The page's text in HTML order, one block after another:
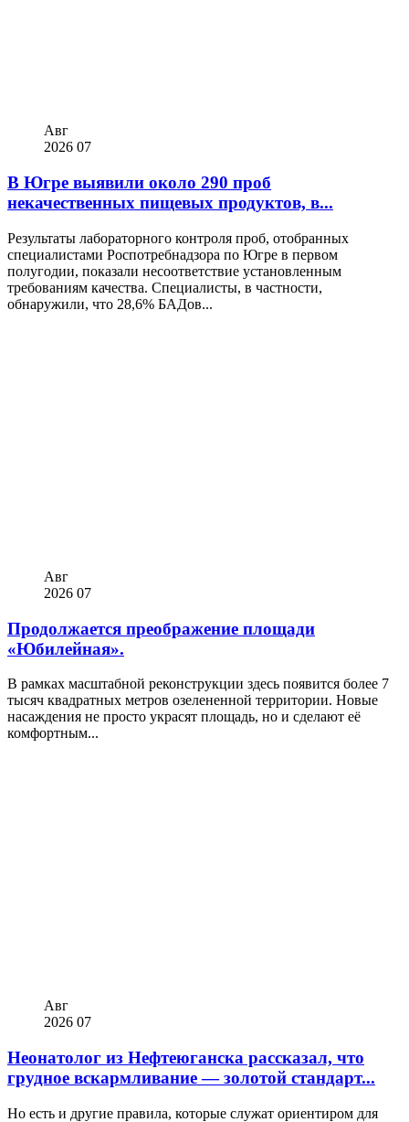
Авг
2026 07
В Югре выявили около 290 проб
некачественных пищевых продуктов, в...
Результаты лабораторного контроля проб, отобранных
специалистами Роспотребнадзора по Югре в первом
полугодии, показали несоответствие установленным
требованиям качества. Специалисты, в частности,
обнаружили, что 28,6% БАДов...
Авг
2026 07
Продолжается преображение площади
«Юбилейная».
В рамках масштабной реконструкции здесь появится более 7
тысяч квадратных метров озелененной территории. Новые
насаждения не просто украсят площадь, но и сделают её
комфортным...
Авг
2026 07
Неонатолог из Нефтеюганска рассказал, что
грудное вскармливание — золотой стандарт...
Но есть и другие правила, которые служат ориентиром для